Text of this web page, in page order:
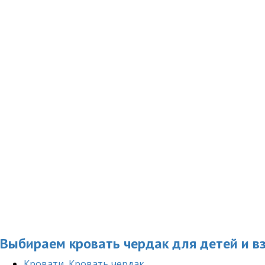
Выбираем кровать чердак для детей и